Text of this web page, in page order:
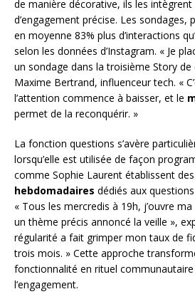
de manière décorative, ils les
d’engagement précise. Les sondages,
en moyenne 83% plus d’interactions
selon les données d’Instagram. « Je
un sondage dans la troisième Story de
Maxime Bertrand, influenceur tech. «
l’attention commence à baisser, et le
permet de la reconquérir. »
La fonction questions s’avère
lorsqu’elle est utilisée de façon
comme Sophie Laurent établissent des
hebdomadaires dédiés aux
« Tous les mercredis à 19h, j’ouvre
un thème précis annoncé la veille »,
régularité a fait grimper mon taux de
trois mois. » Cette approche
fonctionnalité en rituel
l’engagement.